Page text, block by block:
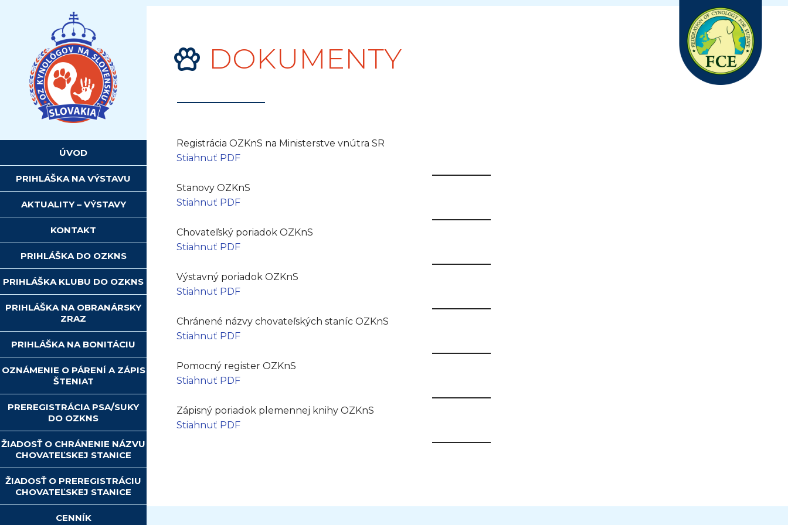
Skip
ÚVOD
PRIHLÁŠKA NA VÝSTAVU
AKTUALITY – VÝSTAVY
KONTAKT
PRIHLÁŠKA DO OZKNS
PRIHLÁŠKA KLUBU DO OZKNS
PRIHLÁŠKA NA OBRANÁRSKY
ZRAZ
PRIHLÁŠKA NA BONITÁCIU
OZNÁMENIE O PÁRENÍ A ZÁPIS
ŠTENIAT
PREREGISTRÁCIA PSA/SUKY
DO OZKNS
ŽIADOSŤ O CHRÁNENIE NÁZVU
CHOVATEĽSKEJ STANICE
ŽIADOSŤ O PREREGISTRÁCIU
CHOVATEĽSKEJ STANICE
CENNÍK
DOKUMENTY
Registrácia OZKnS na Ministerstve vnútra SR
Stiahnuť PDF
Stanovy OZKnS
Stiahnuť PDF
Chovateľský poriadok OZKnS
Stiahnuť PDF
Výstavný poriadok OZKnS
Stiahnuť PDF
Chránené názvy chovateľských staníc OZKnS
Stiahnuť PDF
Pomocný register OZKnS
Stiahnuť PDF
Zápisný poriadok plemennej knihy OZKnS
Stiahnuť PDF